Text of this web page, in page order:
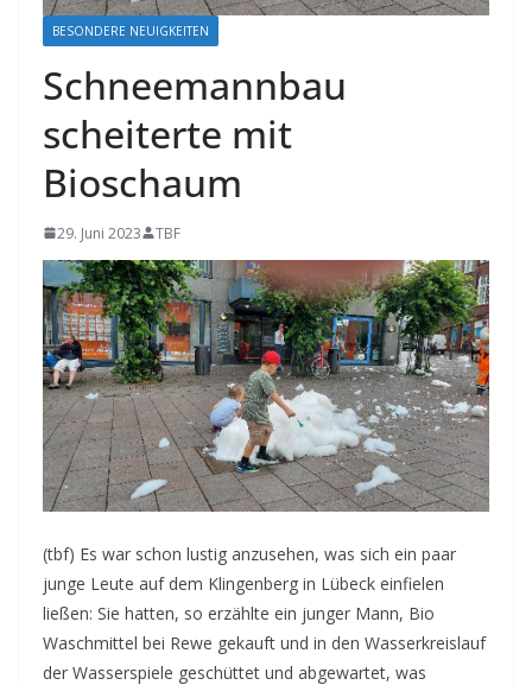
BESONDERE NEUIGKEITEN
Schneemannbau
scheiterte mit
Bioschaum
29. Juni 2023 TBF
(tbf) Es war schon lustig anzusehen, was sich ein paar
junge Leute auf dem Klingenberg in Lübeck einfielen
ließen: Sie hatten, so erzählte ein junger Mann, Bio
Waschmittel bei Rewe gekauft und in den Wasserkreislauf
der Wasserspiele geschüttet und abgewartet, was